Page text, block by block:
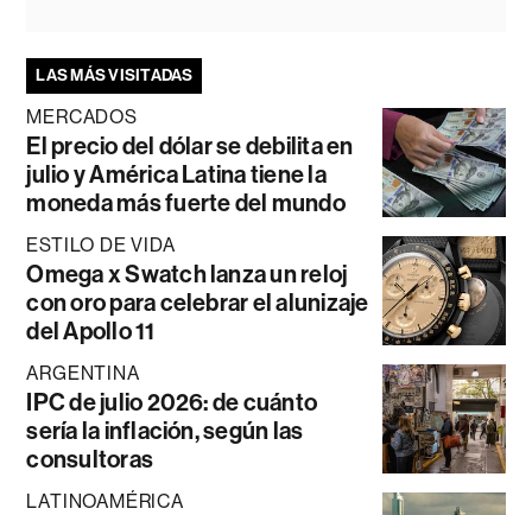
LAS MÁS VISITADAS
MERCADOS
El precio del dólar se debilita en
julio y América Latina tiene la
moneda más fuerte del mundo
ESTILO DE VIDA
Omega x Swatch lanza un reloj
con oro para celebrar el alunizaje
del Apollo 11
ARGENTINA
IPC de julio 2026: de cuánto
sería la inflación, según las
consultoras
LATINOAMÉRICA